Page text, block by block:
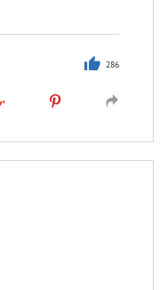
286